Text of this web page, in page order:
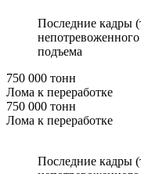
Последние кадры
непотревоженного
подъема
750 000 тонн
Лома к переработке
750 000 тонн
Лома к переработке
Последние кадры